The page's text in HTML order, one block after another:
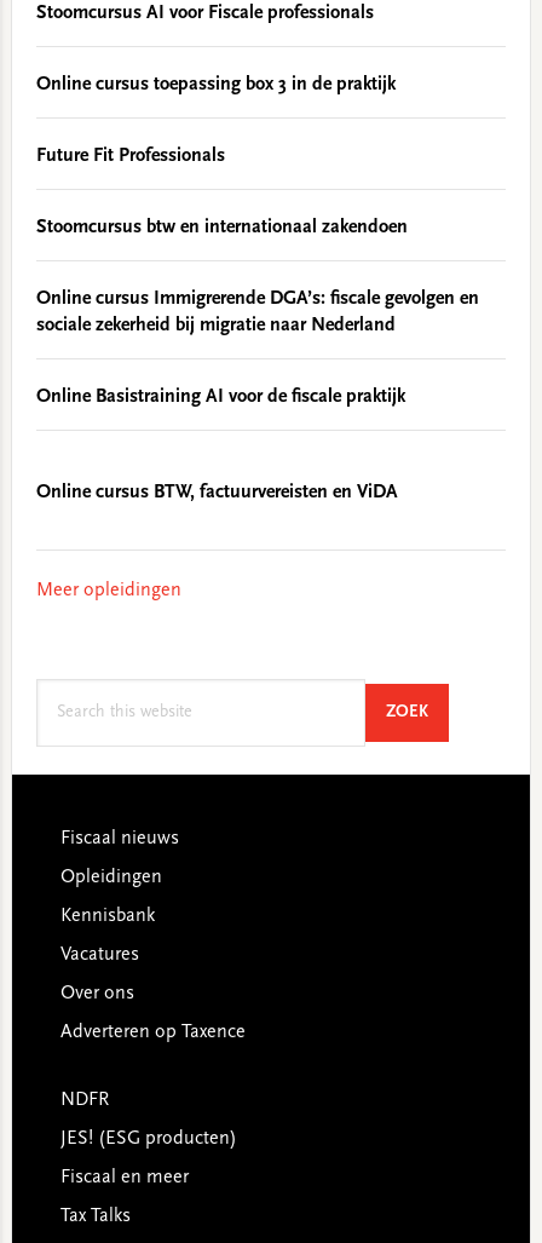
Stoomcursus AI voor Fiscale professionals
Online cursus toepassing box 3 in de praktijk
Future Fit Professionals
Stoomcursus btw en internationaal zakendoen
Online cursus Immigrerende DGA’s: fiscale gevolgen en
sociale zekerheid bij migratie naar Nederland
Online Basistraining AI voor de fiscale praktijk
Online cursus BTW, factuurvereisten en ViDA
Meer opleidingen
ZOEKSEARCH
Footer
Fiscaal nieuws
Opleidingen
Kennisbank
Vacatures
Over ons
Adverteren op Taxence
NDFR
JES! (ESG producten)
Fiscaal en meer
Tax Talks